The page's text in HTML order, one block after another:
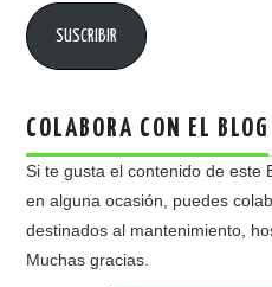
SUSCRIBIR
COLABORA CON EL BLOG
Si te gusta el contenido de este
en alguna ocasión, puedes
destinados al mantenimiento,
Muchas gracias.